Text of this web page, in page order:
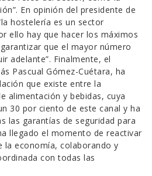
En opinión del presidente de
hostelería es un sector
ello hay que hacer los máximos
que el mayor número
adelante”. Finalmente, el
Pascual Gómez-Cuétara, ha
que existe entre la
alimentación y bebidas, cuya
30 por ciento de este canal y ha
las garantías de seguridad para
llegado el momento de reactivar
la economía, colaborando y
con todas las